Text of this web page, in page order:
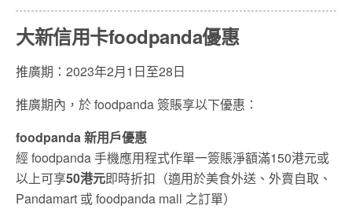
大新信用卡foodpanda優惠
推廣期：2023年2月1日至28日
推廣期內，於 foodpanda 簽賬享以下優惠：
foodpanda 新用戶優惠
經 foodpanda 手機應用程式作單一簽賬淨額滿150港元或
以上可享50港元即時折扣（適用於美食外送、外賣自取、
Pandamart 或 foodpanda mall 之訂單）